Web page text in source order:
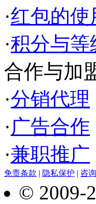
·红包的使
·积分与等
合作与加
·分销代理
·广告合作
·兼职推广
免责条款 | 隐私保护 | 咨
© 2009-